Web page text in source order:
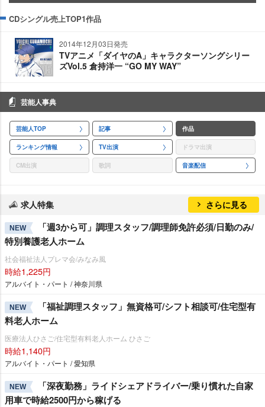
CDシングル売上TOP1作品
2014年12月03日発売
TVアニメ「ダイヤのA」キャラクターソングシリー
ズVol.5 倉持洋一 “GO MY WAY”
芸能人事典
芸能人TOP 記事 作品
ランキング情報 TV出演 ドラマ出演
CM出演 歌詞 音楽配信
求人特集 さらに見る
NEW
「週3から可」調理スタッフ/調理師免許必須/日勤のみ/
特別養護老人ホーム
社会福祉法人プレマ会/みなみ風
時給1,225円
アルバイト・パート / 神奈川県
NEW
「福祉調理スタッフ」無資格可/シフト相談可/住宅型有
料老人ホーム
医療法人ひさご/住宅型有料老人ホーム ひさご
時給1,140円
アルバイト・パート / 愛知県
NEW
「深夜勤務」ライドシェアドライバー/乗り慣れた自家
用車で時給2500円から稼げる